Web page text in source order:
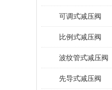
可调式减压阀
比例式减压阀
波纹管式减压阀
先导式减压阀